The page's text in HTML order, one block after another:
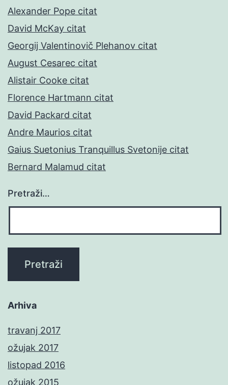
Alexander Pope citat
David McKay citat
Georgij Valentinovič Plehanov citat
August Cesarec citat
Alistair Cooke citat
Florence Hartmann citat
David Packard citat
Andre Maurios citat
Gaius Suetonius Tranquillus Svetonije citat
Bernard Malamud citat
Pretraži…
Arhiva
travanj 2017
ožujak 2017
listopad 2016
ožujak 2015